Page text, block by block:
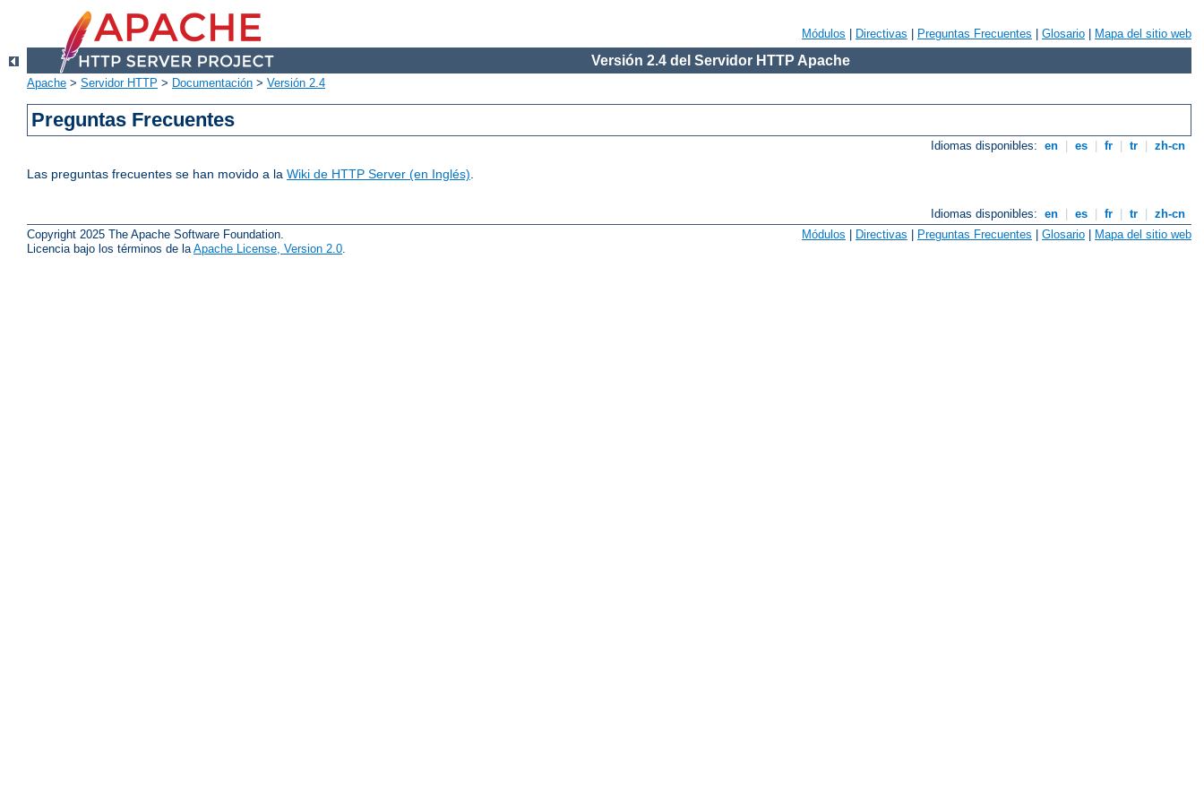
Módulos Directivas Preguntas Frecuentes Glosario Mapa del sitio web
Versión 2.4 del Servidor HTTP Apache
Apache > Servidor HTTP > Documentación > Versión 2.4
Preguntas Frecuentes
Idiomas disponibles: en es fr tr zh-cn
Las preguntas frecuentes se han movido a la Wiki de HTTP Server (en Inglés).
Idiomas disponibles: en es fr tr
zh-cn
Copyright 2025 The Apache Software Foundation.
Licencia bajo los términos de la Apache License, Version 2.0
Módulos | Directivas | Preguntas Frecuentes | Glosario | Mapa del sitio web